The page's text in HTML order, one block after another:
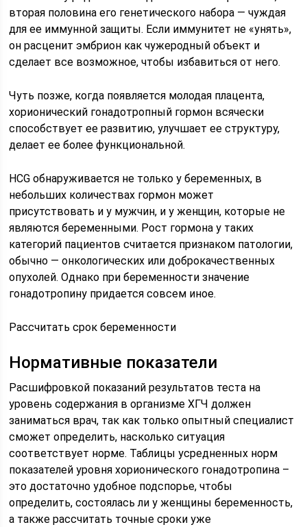
вторая половина его генетического набора — чуждая
для ее иммунной защиты. Если иммунитет не «унять»,
он расценит эмбрион как чужеродный объект и
сделает все возможное, чтобы избавиться от него.
Чуть позже, когда появляется молодая плацента,
хорионический гонадотропный гормон всячески
способствует ее развитию, улучшает ее структуру,
делает ее более функциональной.
HCG обнаруживается не только у беременных, в
небольших количествах гормон может
присутствовать и у мужчин, и у женщин, которые не
являются беременными. Рост гормона у таких
категорий пациентов считается признаком патологии,
обычно — онкологических или доброкачественных
опухолей. Однако при беременности значение
гонадотропину придается совсем иное.
Рассчитать срок беременности
Нормативные показатели
Расшифровкой показаний результатов теста на
уровень содержания в организме ХГЧ должен
заниматься врач, так как только опытный специалист
сможет определить, насколько ситуация
соответствует норме. Таблицы усредненных норм
показателей уровня хорионического гонадотропина –
это достаточно удобное подспорье, чтобы
определить, состоялась ли у женщины беременность,
а также рассчитать точные сроки уже